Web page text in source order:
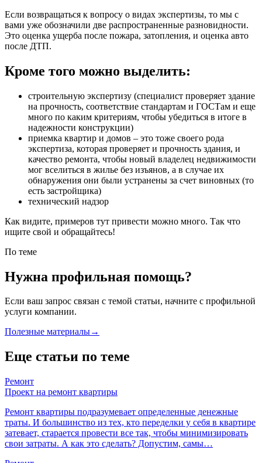
Если возвращаться к вопросу о видах экспертизы, то мы с
вами уже обозначили две распространенные разновидности.
Это оценка ущерба после пожара, затопления, и оценка авто
после ДТП.
Кроме того можно выделить:
строительную экспертизу (специалист проверяет здание
на прочность, соответствие стандартам и ГОСТам и еще
много по каким критериям, чтобы убедиться в итоге в
надежности конструкции)
приемка квартир и домов – это тоже своего рода
экспертиза, которая проверяет и прочность здания, и
качество ремонта, чтобы новый владелец недвижимости
мог вселиться в жилье без изъянов, а в случае их
обнаружения они были устранены за счет виновных (то
есть застройщика)
технический надзор
Как видите, примеров тут привести можно много. Так что
ищите свой и обращайтесь!
По теме
Нужна профильная помощь?
Если ваш запрос связан с темой статьи, начните с профильной
услуги компании.
Полезные материалы→
Еще статьи по теме
Ремонт
Проект на ремонт квартиры
Ремонт квартиры подразумевает определенные денежные
траты. И большинство из тех, кто переделки у себя в квартире
затевает, старается провести все так, чтобы минимизировать
свои затраты. А как это сделать? Допустим, самы…